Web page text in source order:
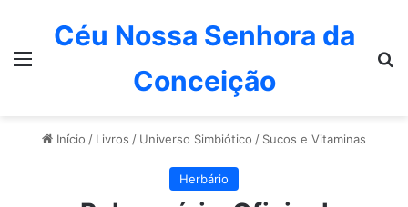
Céu Nossa Senhora da
Conceição
Início / Livros / Universo Simbiótico / Sucos e Vitaminas
Herbário